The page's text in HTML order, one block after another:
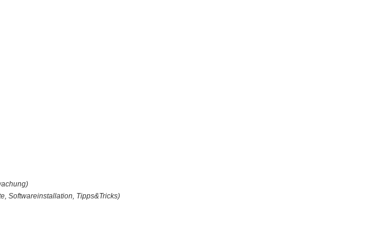
Softwareinstallation, Tipps&Tricks)